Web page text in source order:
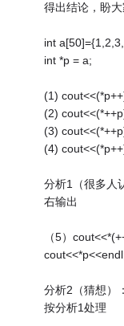
得出结论，盼大
int
int *p = a;
(1)
(2)
(3)
(4)
分析1（很多人
右输出
（5）
分析2（猜想）
按分析1处理